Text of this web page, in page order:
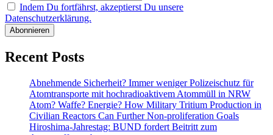
Indem Du fortfährst, akzeptierst Du unsere
Datenschutzerklärung.
Recent Posts
Abnehmende Sicherheit? Immer weniger Polizeischutz für
Atomtransporte mit hochradioaktivem Atommüll in NRW
Atom? Waffe? Energie? How Military Tritium Production in
Civilian Reactors Can Further Non-proliferation Goals
Hiroshima-Jahrestag: BUND fordert Beitritt zum